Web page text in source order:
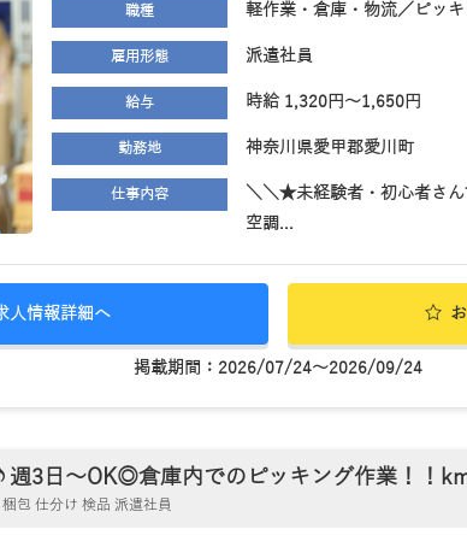
職種 軽作業・倉庫・物流／ピッ
雇用形態 派遣社員
給与 時給 1,320円～1,650円
勤務地 神奈川県愛甲郡愛川町
仕事内容
＼＼★未経験者・初心者さ
空調...
人情報詳細へ
掲載期間：2026/07/24～2026/09/24
3日～OK◎倉庫内でのピッキング作業！！
包 仕分け 検品 派遣社員